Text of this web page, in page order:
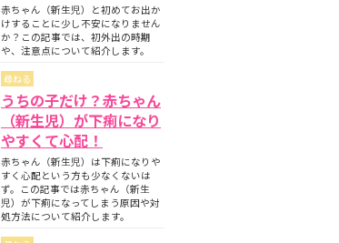
赤ちゃん（新生児）と初めてお出か
けすることに少し不安になりません
か？この記事では、初外出の時期
や、注意点について紹介します。
尋ねる
うちの子だけ？赤ちゃん
（新生児）が下痢になり
やすくて心配！
赤ちゃん（新生児）は下痢になりや
すく心配という方も少なくないは
ず。この記事では赤ちゃん（新生
児）が下痢になってしまう原因や対
処方法について紹介します。